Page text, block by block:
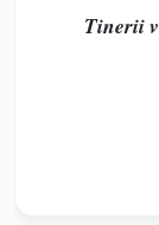
Tinerii